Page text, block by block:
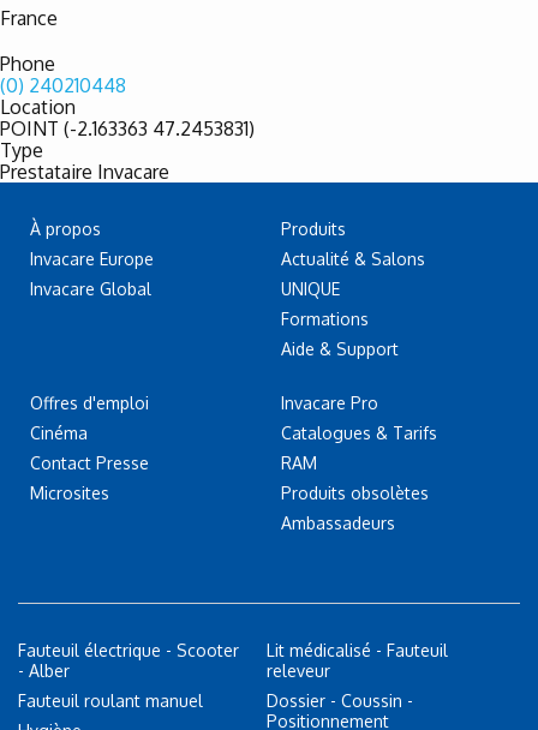
France
Phone
(0) 240210448
Location
POINT (-2.163363 47.2453831)
Type
Prestataire Invacare
À propos
Invacare Europe
Invacare Global
Offres d'emploi
Cinéma
Contact Presse
Microsites
Produits
Actualité & Salons
UNIQUE
Formations
Aide & Support
Invacare Pro
Catalogues & Tarifs
RAM
Produits obsolètes
Ambassadeurs
Fauteuil électrique - Scooter
- Alber
Fauteuil roulant manuel
Lit médicalisé - Fauteuil
releveur
Dossier - Coussin -
Positionnement